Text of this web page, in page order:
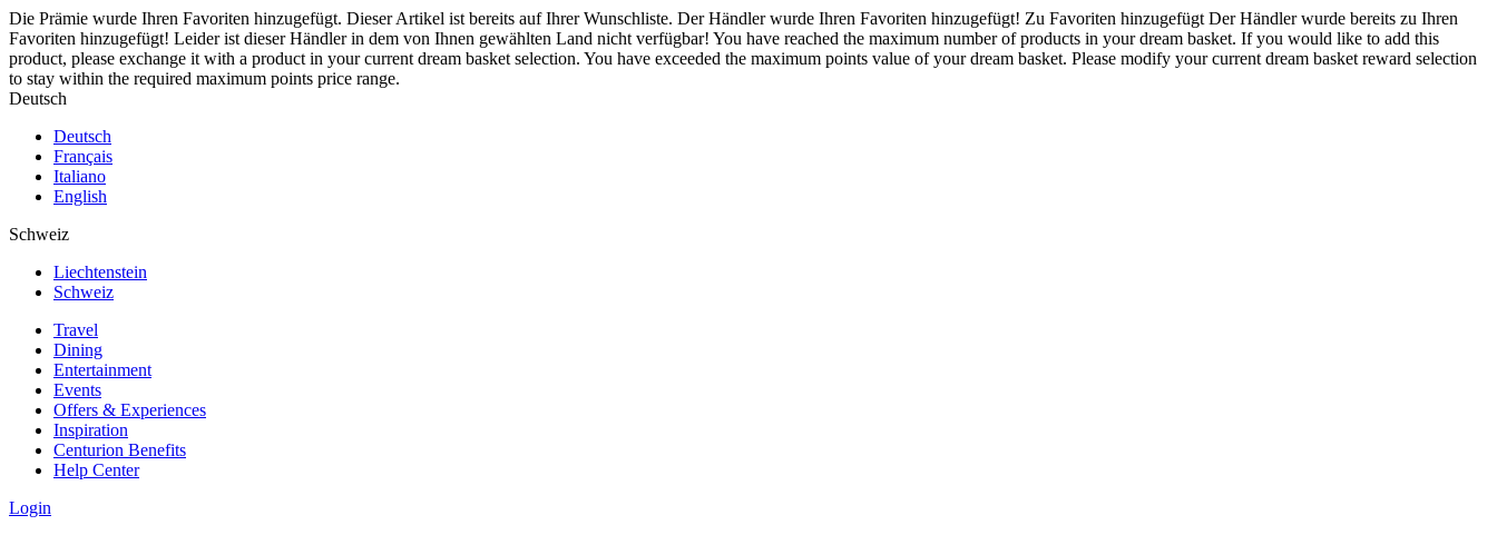
Die Prämie wurde Ihren Favoriten hinzugefügt. Dieser Artikel ist bereits auf Ihrer Wunschliste. Der Händler wurde Ihren Favoriten hinzugefügt! Zu Favoriten hinzugefügt Der Händler wurde bereits zu Ihren
Favoriten hinzugefügt! Leider ist dieser Händler in dem von Ihnen gewählten Land nicht verfügbar! You have reached the maximum number of products in your dream basket. If you would like to add this
product, please exchange it with a product in your current dream basket selection. You have exceeded the maximum points value of your dream basket. Please modify your current dream basket reward selection
to stay within the required maximum points price range.
Deutsch
Deutsch
Français
Italiano
English
Schweiz
Liechtenstein
Schweiz
Travel
Dining
Entertainment
Events
Offers & Experiences
Inspiration
Centurion Benefits
Help Center
Login